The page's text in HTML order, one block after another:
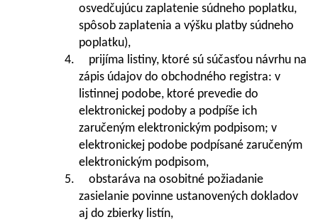
osvedčujúcu zaplatenie súdneho poplatku,
spôsob zaplatenia a výšku platby súdneho
poplatku),
4. prijíma listiny, ktoré sú súčasťou návrhu na
zápis údajov do obchodného registra: v
listinnej podobe, ktoré prevedie do
elektronickej podoby a podpíše ich
zaručeným elektronickým podpisom; v
elektronickej podobe podpísané zaručeným
elektronickým podpisom,
5. obstaráva na osobitné požiadanie
zasielanie povinne ustanovených dokladov
aj do zbierky listín,